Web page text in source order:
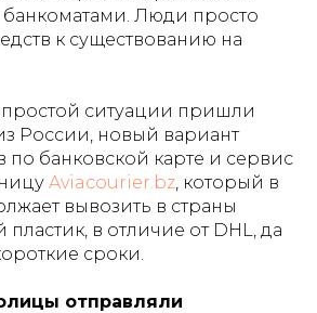
Люди просто
к существованию на
ситуации пришли
России, новый вариант
по банковской карте и сервис
Aviacourier.bz , который в
вывозить в страны
пластик, в отличие от DHL, да
сроки.
отправляли